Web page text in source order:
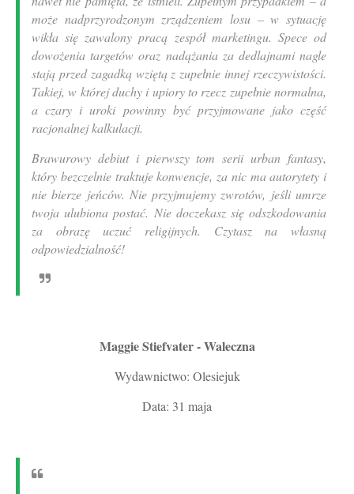
może nadprzyrodzonym zrządzeniem losu – w sytuację
wikła się zawalony pracą zespół marketingu. Spece od
dowożenia targetów oraz nadążania za dedlajnami nagle
stają przed zagadką wziętą z zupełnie innej rzeczywistości.
Takiej, w której duchy i upiory to rzecz zupełnie normalna,
a czary i uroki powinny być przyjmowane jako część
racjonalnej kalkulacji.
Brawurowy debiut i pierwszy tom serii urban fantasy,
który bezczelnie traktuje konwencje, za nic ma autorytety i
nie bierze jeńców. Nie przyjmujemy zwrotów, jeśli umrze
twoja ulubiona postać. Nie doczekasz się odszkodowania
za obrazę uczuć religijnych. Czytasz na własną
odpowiedzialność!
Maggie Stiefvater - Waleczna
Wydawnictwo: Olesiejuk
Data: 31 maja